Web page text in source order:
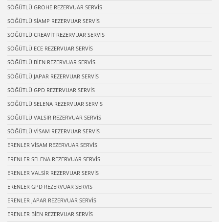
SÖĞÜTLÜ GROHE REZERVUAR SERVİS
SÖĞÜTLÜ SİAMP REZERVUAR SERVİS
SÖĞÜTLÜ CREAVİT REZERVUAR SERVİS
SÖĞÜTLÜ ECE REZERVUAR SERVİS
SÖĞÜTLÜ BİEN REZERVUAR SERVİS
SÖĞÜTLÜ JAPAR REZERVUAR SERVİS
SÖĞÜTLÜ GPD REZERVUAR SERVİS
SÖĞÜTLÜ SELENA REZERVUAR SERVİS
SÖĞÜTLÜ VALSİR REZERVUAR SERVİS
SÖĞÜTLÜ VİSAM REZERVUAR SERVİS
ERENLER VİSAM REZERVUAR SERVİS
ERENLER SELENA REZERVUAR SERVİS
ERENLER VALSİR REZERVUAR SERVİS
ERENLER GPD REZERVUAR SERVİS
ERENLER JAPAR REZERVUAR SERVİS
ERENLER BİEN REZERVUAR SERVİS